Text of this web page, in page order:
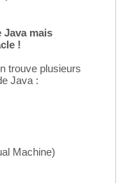
Java mais
!
trouve plusieurs
Java :
Machine)